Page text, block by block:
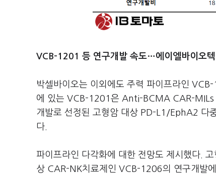
VCB-1201 등 연구개발 속도…에이엘바이오
박셀바이오는 이외에도 주력 파이프라인
에 있는 VCB-1201은 Anti-BCMA CAR-MILs
개발로 선정된 고형암 대상 PD-L1/EphA2 다
다.
파이프라인 다각화에 대한 전망도 제시했다.
상 CAR-NK치료제인 VCB-1206의 연구개발